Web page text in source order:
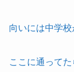
向いには中学校
ここに通って